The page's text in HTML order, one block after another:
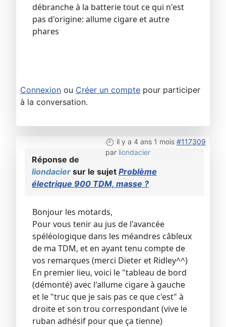
débranche à la batterie tout ce qui n'est
pas d'origine: allume cigare et autre
phares
Connexion ou Créer un compte pour participer
à la conversation.
il y a 4 ans 1 mois #117309
par liondacier
Réponse de
liondacier sur le sujet Problème
électrique 900 TDM, masse ?
Bonjour les motards,
Pour vous tenir au jus de l'avancée
spéléologique dans les méandres câbleux
de ma TDM, et en ayant tenu compte de
vos remarques (merci Dieter et Ridley^^)
En premier lieu, voici le "tableau de bord
(démonté) avec l'allume cigare à gauche
et le "truc que je sais pas ce que c'est" à
droite et son trou correspondant (vive le
ruban adhésif pour que ça tienne)